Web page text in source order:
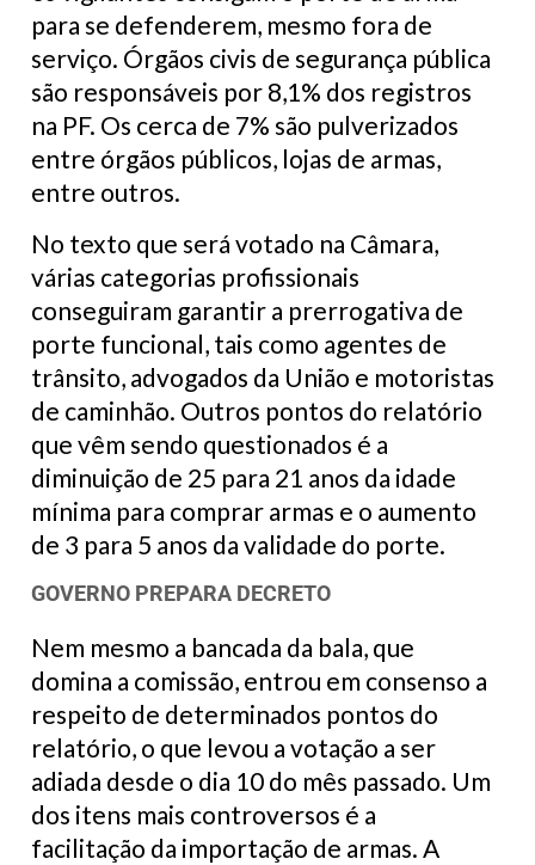
para se defenderem, mesmo fora de
serviço. Órgãos civis de segurança pública
são responsáveis por 8,1% dos registros
na PF. Os cerca de 7% são pulverizados
entre órgãos públicos, lojas de armas,
entre outros.
No texto que será votado na Câmara,
várias categorias profissionais
conseguiram garantir a prerrogativa de
porte funcional, tais como agentes de
trânsito, advogados da União e motoristas
de caminhão. Outros pontos do relatório
que vêm sendo questionados é a
diminuição de 25 para 21 anos da idade
mínima para comprar armas e o aumento
de 3 para 5 anos da validade do porte.
GOVERNO PREPARA DECRETO
Nem mesmo a bancada da bala, que
domina a comissão, entrou em consenso a
respeito de determinados pontos do
relatório, o que levou a votação a ser
adiada desde o dia 10 do mês passado. Um
dos itens mais controversos é a
facilitação da importação de armas. A